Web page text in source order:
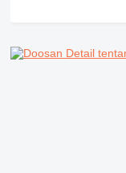
Detail